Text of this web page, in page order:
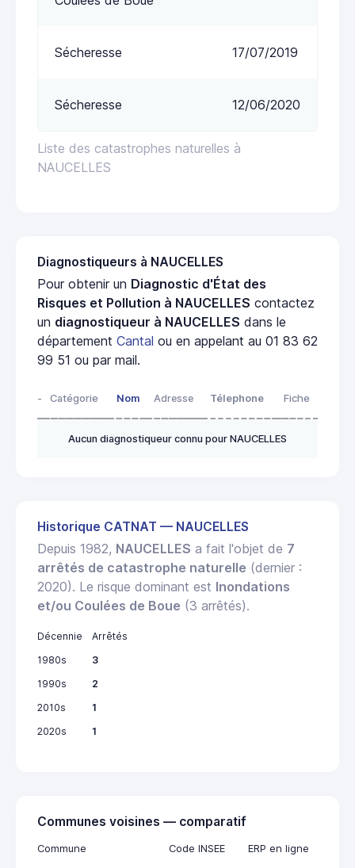
Liste des catastrophes naturelles à
NAUCELLES
Sécheresse 17/07/2019
Sécheresse 12/06/2020
Diagnostiqueurs à NAUCELLES
Pour obtenir un Diagnostic d'État des
Risques et Pollution à NAUCELLES contactez
un diagnostiqueur à NAUCELLES dans le
département Cantal ou en appelant au 01 83 62
99 51 ou par mail.
- Catégorie Nom Adresse Télephone Fiche
Aucun diagnostiqueur connu pour NAUCELLES
Historique CATNAT — NAUCELLES
Depuis 1982, NAUCELLES a fait l'objet de 7
arrêtés de catastrophe naturelle (dernier :
2020). Le risque dominant est Inondations
et/ou Coulées de Boue (3 arrêtés).
Décennie
Arrêtés
1980s
3
1990s
2
2010s
1
2020s
1
Communes voisines — comparatif
Commune Code INSEE ERP en ligne